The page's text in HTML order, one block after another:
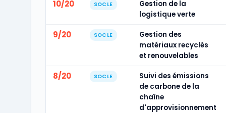
10/20 SOCLE
Gestion de la
logistique verte
9/20 SOCLE
Gestion des
matériaux recyclés
et renouvelables
8/20 SOCLE
Suivi des émissions
de carbone de la
chaîne
d'approvisionnement